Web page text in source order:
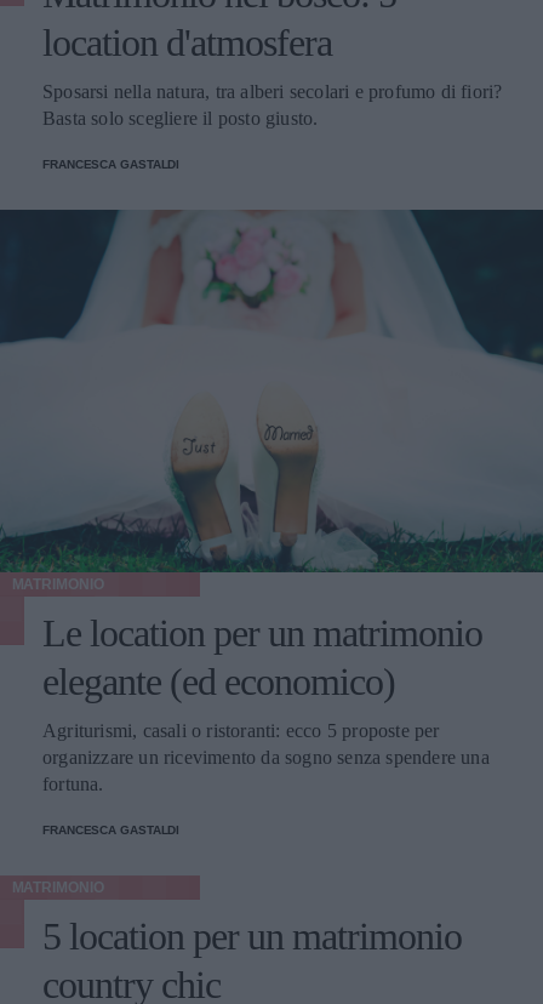
location d'atmosfera
Sposarsi nella natura, tra alberi secolari e profumo di fiori?
Basta solo scegliere il posto giusto.
FRANCESCA GASTALDI
MATRIMONIO
Le location per un matrimonio
elegante (ed economico)
Agriturismi, casali o ristoranti: ecco 5 proposte per
organizzare un ricevimento da sogno senza spendere una
fortuna.
FRANCESCA GASTALDI
MATRIMONIO
5 location per un matrimonio
country chic